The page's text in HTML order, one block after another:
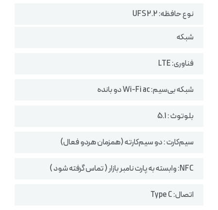
نوع حافظه: UFS 2.2
شبکه
فناوری: LTE
شبکه بی‌سیم: Wi-Fi ac دو بانده
بلوتوث : 5.1
سیم‌کارت : دو سیم‌کارته (همزمان هردو فعال)
NFC: وابسته به پارت نامبر بازار ( تماس گرفته شود )
اتصال: Type C